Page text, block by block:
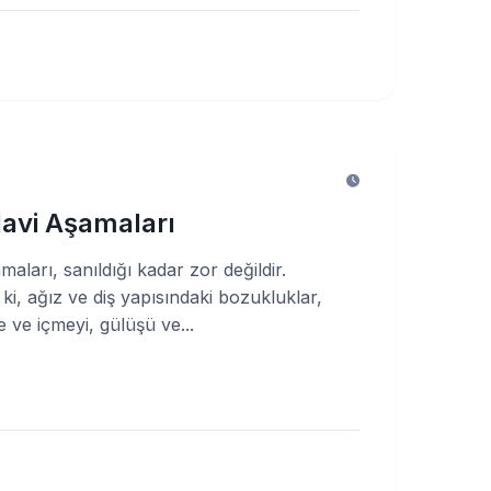
Aşamaları
sanıldığı kadar zor değildir.
ağız ve diş yapısındaki bozukluklar,
ve içmeyi, gülüşü ve...